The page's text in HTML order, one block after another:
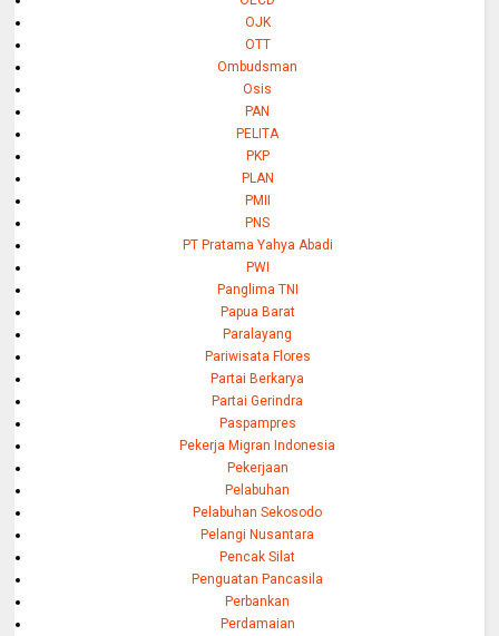
OJK
OTT
Ombudsman
Osis
PAN
PELITA
PKP
PLAN
PMII
PNS
PT Pratama Yahya Abadi
PWI
Panglima TNI
Papua Barat
Paralayang
Pariwisata Flores
Partai Berkarya
Partai Gerindra
Paspampres
Pekerja Migran Indonesia
Pekerjaan
Pelabuhan
Pelabuhan Sekosodo
Pelangi Nusantara
Pencak Silat
Penguatan Pancasila
Perbankan
Perdamaian